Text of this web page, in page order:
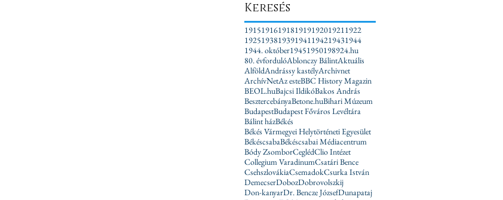
Keresés
1915191619181919192019211922
1925193819391941194219431944
1944. október19451950198924.hu
80. évfordulóAblonczy BálintAktuális
AlföldAndrássy kastélyArchivnet
ArchívNetAz esteBBC History Magazin
BEOL.huBajcsi IldikóBakos András
BesztercebányaBetone.huBihari Múzeum
BudapestBudapest Főváros Levéltára
Bálint házBékés
Békés Vármegyei Helytörténeti Egyesület
BékéscsabaBékéscsabai Médiacentrum
Bódy ZsomborCeglédClio Intézet
Collegium VaradinumCsatári Bence
CsehszlovákiaCsemadokCsurka István
DemecserDobozDobrovolszkij
Don-kanyarDr. Bencze JózsefDunapataj